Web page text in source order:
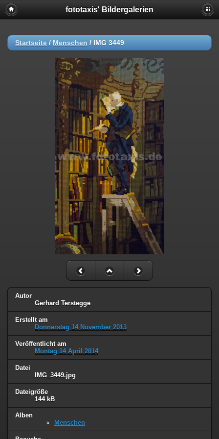
fototaxis' Bildergalerien
Startseite / Menschen / IMG 3449
Autor
Gerhard Terstegge
Erstellt am
Donnerstag 14 November 2013
Veröffentlicht am
Montag 14 April 2014
Datei
IMG_3449.jpg
Dateigröße
144 kB
Alben
Menschen